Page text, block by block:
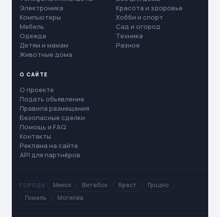
Электроника
Компьютеры
Мебель
Одежда
Детям и мамам
Животные дома
Красота и здоровье
Хобби и спорт
Сад и огород
Техника
Разное
О САЙТЕ
О проекте
Подать объявление
Правила размещения
Безопасные сделки
Помощь и FAQ
Контакты
Реклама на сайте
API для партнёров
ГОРОДА Минск Витебск Брест
Гродно
Гомель
Могилёв